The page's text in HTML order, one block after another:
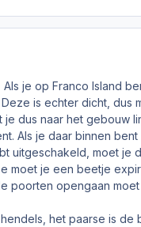
je op Franco Island
is echter dicht, dus
dus naar het gebouw
Als je daar binnen
uitgeschakeld, moet je
moet je een beetje
poorten opengaan
het paarse is